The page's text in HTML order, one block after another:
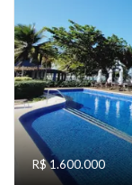
R$ 1.600.000